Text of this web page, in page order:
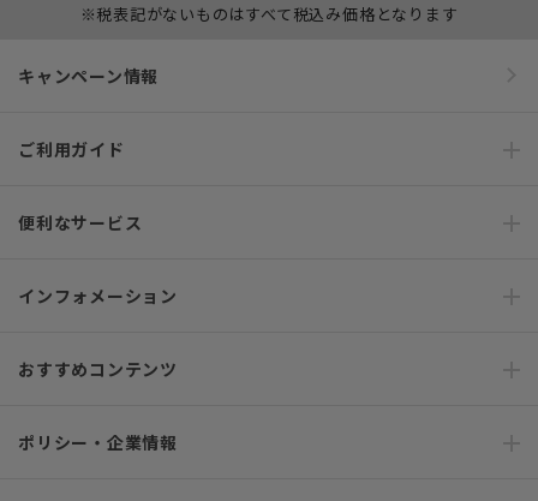
※税表記がないものはすべて税込み価格となります
キャンペーン情報
ご利用ガイド
便利なサービス
インフォメーション
おすすめコンテンツ
ポリシー・企業情報